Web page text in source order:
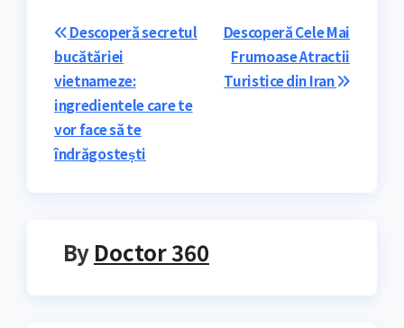
Navigare
în
articole
Descoperă Cele Mai
Frumoase Atractii
Turistice din Iran
Descoperă secretul
bucătăriei
vietnameze:
ingredientele care te
vor face să te
îndrăgostești
By Doctor 360